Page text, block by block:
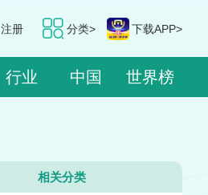
分类> 下载APP>
注册
行业 中国 世界榜
相关分类